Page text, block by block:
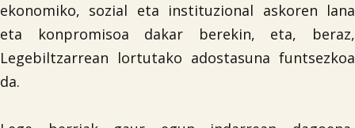
ekonomiko, sozial eta instituzional askoren lana
eta konpromisoa dakar berekin, eta, beraz,
Legebiltzarrean lortutako adostasuna funtsezkoa
da.